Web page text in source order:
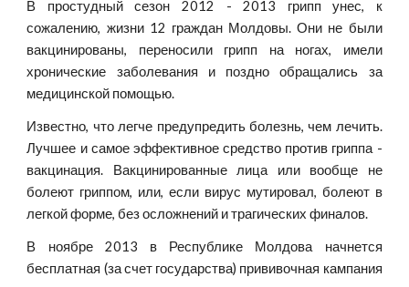
В простудный сезон 2012 - 2013 грипп унес, к
сожалению, жизни 12 граждан Молдовы. Они не были
вакцинированы, переносили грипп на ногах, имели
хронические заболевания и поздно обращались за
медицинской помощью.
Известно, что легче предупредить болезнь, чем лечить.
Лучшее и самое эффективное средство против гриппа -
вакцинация. Вакцинированные лица или вообще не
болеют гриппом, или, если вирус мутировал, болеют в
легкой форме, без осложнений и трагических финалов.
В ноябре 2013 в Республике Молдова начнется
бесплатная (за счет государства) прививочная кампания